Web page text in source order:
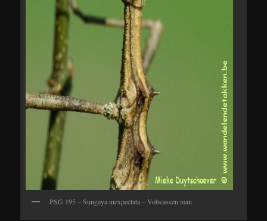
PSG 195 – Sungaya inexpectata – Volwassen man